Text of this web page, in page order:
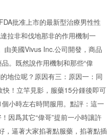
批准上市的最新型治療男性性
拉非和伐地那非的作用機制一
由美國Vivus Inc.公司開發，商品
。既然說作用機制和那些“偉
地位呢？原因有三：原因一：同
！立竿見影，服藥15分鍾後即可
小時左右時間服用。點評：這一
因爲其它“偉哥”提前一小時讓許
，逼著大家掐著點服藥，掐著點插